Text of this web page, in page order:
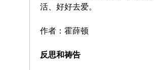
活、好好去爱。
作者：霍薛顿
反思和祷告